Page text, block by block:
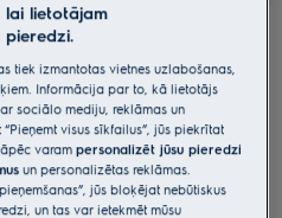
lai lietotājam
tiek izmantotas vietnes uzlabošanas,
Informācija par to, kā lietotājs
sociālo mediju, reklāmas un
visus sīkfailus”, jūs piekrītat
varampersonalizēt jūsu pieredzi
un personalizētas reklāmas.
jūs bloķējat nebūtiskus
un tas var ietekmēt mūsu